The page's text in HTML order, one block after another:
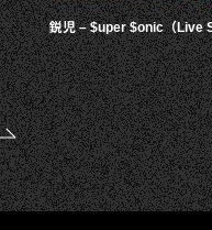
鋭児 – $uper $onic（Live